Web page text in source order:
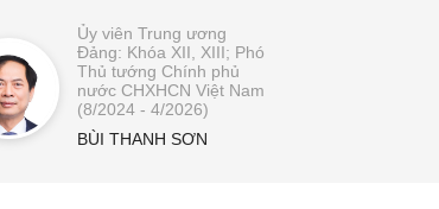
Ủy viên Trung ương
Đảng: Khóa XII, XIII; Phó
Thủ tướng Chính phủ
nước CHXHCN Việt Nam
(8/2024 - 4/2026)
BÙI THANH SƠN